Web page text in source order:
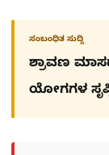
ಸಂಬಂಧಿತ ಸುದ್ದಿ
ಶ್ರಾವಣ
ಯೋಗಗಳ